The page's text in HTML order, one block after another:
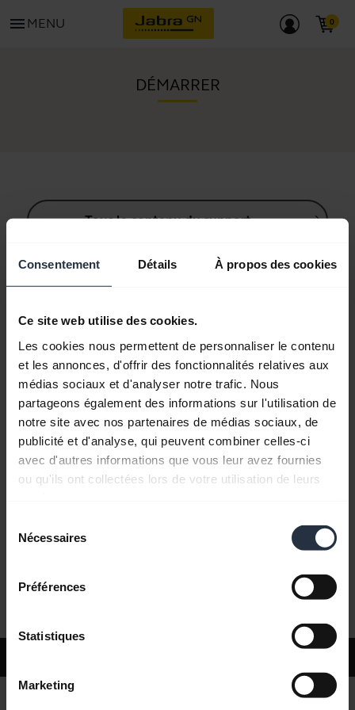
Consentement Détails À propos des cookies
Ce site web utilise des cookies.
Les cookies nous permettent de personnaliser le contenu
et les annonces, d'offrir des fonctionnalités relatives aux
médias sociaux et d'analyser notre trafic. Nous
partageons également des informations sur l'utilisation de
notre site avec nos partenaires de médias sociaux, de
publicité et d'analyse, qui peuvent combiner celles-ci
avec d'autres informations que vous leur avez fournies
ou qu'ils ont collectées lors de votre utilisation de leurs
Nécessaires
Préférences
Statistiques
Marketing
menu MENU
DÉMARRER
Tous le contenu du support
Ressources de démarrage
Guide d'appairage Bluetooth
Questions fréquemment posées
Documents produits